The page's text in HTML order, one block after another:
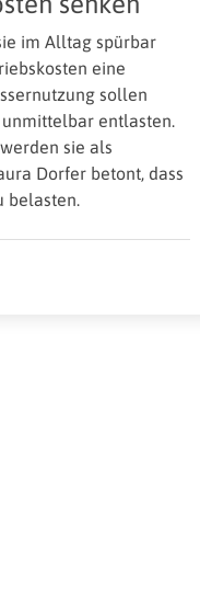
im Alltag spürbar
eine
sollen
unmittelbar entlasten.
sie als
Dorfer betont, dass
belasten.